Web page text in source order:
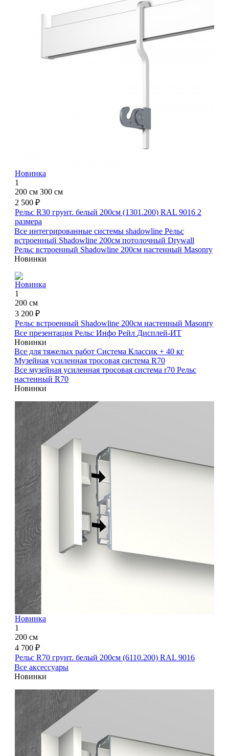
Новинка
1
200 см 300 см
2 500 ₽
Рельс R30 грунт. белый 200см (1301.200) RAL 9016 2
размера
Все интегрированные системы shadowline Рельс
встроенный Shadowline 200см потолочный Drywall
Рельс встроенный Shadowline 200см настенный Masonry
Новинки
Новинка
1
200 см
3 200 ₽
Рельс встроенный Shadowline 200см настенный Masonry
Все презентация Рельс Инфо Рейл Дисплей-ИТ
Новинки
Все для тяжелых работ Система Классик + 40 кг
Музейная усиленная тросовая система R70
Все музейная усиленная тросовая система r70 Рельс
настенный R70
Новинки
Новинка
1
200 см
4 700 ₽
Рельс R70 грунт. белый 200см (6110.200) RAL 9016
Все аксессуары
Новинки